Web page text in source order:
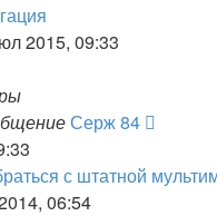
2015, 09:33
Серж 84
с штатной
06:54